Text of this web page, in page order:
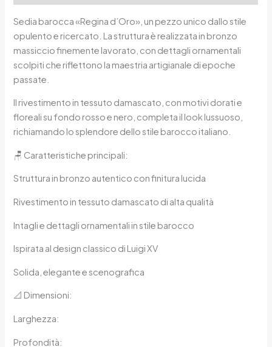
Sedia barocca «Regina d’Oro», un pezzo unico dallo stile
opulento e ricercato. La struttura è realizzata in bronzo
massiccio finemente lavorato, con dettagli ornamentali
scolpiti che riflettono la maestria artigianale di epoche
passate.
Il rivestimento in tessuto damascato, con motivi dorati e
floreali su fondo rosso e nero, completa il look lussuoso,
richiamando lo splendore dello stile barocco italiano.
🪑 Caratteristiche principali:
Struttura in bronzo autentico con finitura lucida
Rivestimento in tessuto damascato di alta qualità
Intagli e dettagli ornamentali in stile barocco
Ispirata al design classico di Luigi XV
Solida, elegante e scenografica
📐 Dimensioni:
Larghezza:
Profondità: